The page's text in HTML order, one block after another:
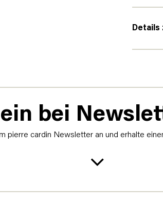
bei
pierre cardin Newsletter an und erhalte